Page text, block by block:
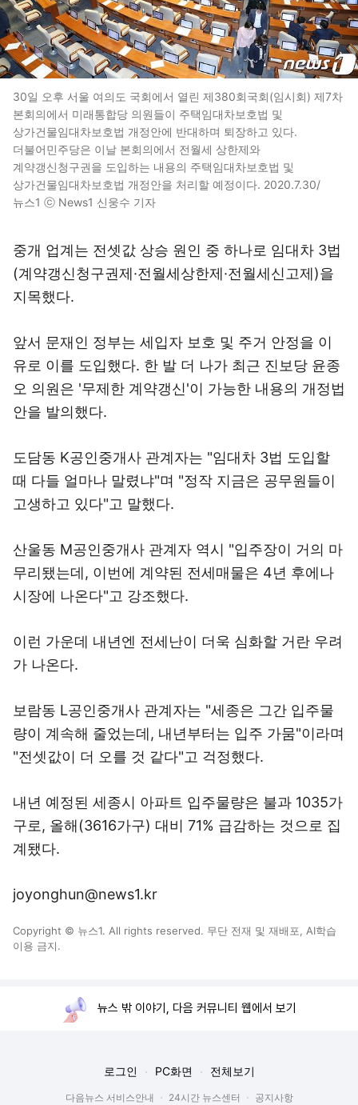
30일 오후 서울 여의도 국회에서 열린 제380회국회(임시회) 제7차
본회의에서 미래통합당 의원들이 주택임대차보호법 및
상가건물임대차보호법 개정안에 반대하며 퇴장하고 있다.
더불어민주당은 이날 본회의에서 전월세 상한제와
계약갱신청구권을 도입하는 내용의 주택임대차보호법 및
상가건물임대차보호법 개정안을 처리할 예정이다. 2020.7.30/
뉴스1 ⓒ News1 신웅수 기자
중개 업계는 전셋값 상승 원인 중 하나로 임대차 3법
(계약갱신청구권제·전월세상한제·전월세신고제)을
지목했다.
앞서 문재인 정부는 세입자 보호 및 주거 안정을 이
유로 이를 도입했다. 한 발 더 나가 최근 진보당 윤종
오 의원은 '무제한 계약갱신'이 가능한 내용의 개정법
안을 발의했다.
도담동 K공인중개사 관계자는 "임대차 3법 도입할
때 다들 얼마나 말렸냐"며 "정작 지금은 공무원들이
고생하고 있다"고 말했다.
산울동 M공인중개사 관계자 역시 "입주장이 거의 마
무리됐는데, 이번에 계약된 전세매물은 4년 후에나
시장에 나온다"고 강조했다.
이런 가운데 내년엔 전세난이 더욱 심화할 거란 우려
가 나온다.
보람동 L공인중개사 관계자는 "세종은 그간 입주물
량이 계속해 줄었는데, 내년부터는 입주 가뭄"이라며
"전셋값이 더 오를 것 같다"고 걱정했다.
내년 예정된 세종시 아파트 입주물량은 불과 1035가
구로, 올해(3616가구) 대비 71% 급감하는 것으로 집
계됐다.
joyonghun@news1.kr
Copyright © 뉴스1. All rights reserved. 무단 전재 및 재배포, AI학습
이용 금지.
뉴스 밖 이야기, 다음 커뮤니티 웹에서 보기
로그인 PC화면 전체보기
다음뉴스 서비스안내 24시간 뉴스센터 공지사항